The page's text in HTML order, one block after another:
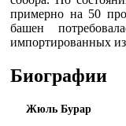
примерно на 50
башен
импортированных
Биографии
Жюль Бурар